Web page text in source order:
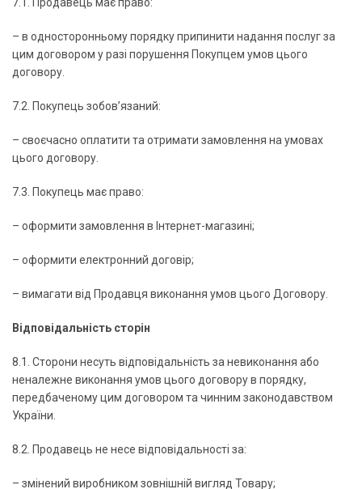
– в односторонньому порядку припинити надання послуг за
цим договором у разі порушення Покупцем умов цього
договору.
7.2. Покупець зобов’язаний:
– своєчасно оплатити та отримати замовлення на умовах
цього договору.
7.3. Покупець має право:
– оформити замовлення в Інтернет-магазині;
– оформити електронний договір;
– вимагати від Продавця виконання умов цього Договору.
Відповідальність сторін
8.1. Сторони несуть відповідальність за невиконання або
неналежне виконання умов цього договору в порядку,
передбаченому цим договором та чинним законодавством
України.
8.2. Продавець не несе відповідальності за:
– змінений виробником зовнішній вигляд Товару;